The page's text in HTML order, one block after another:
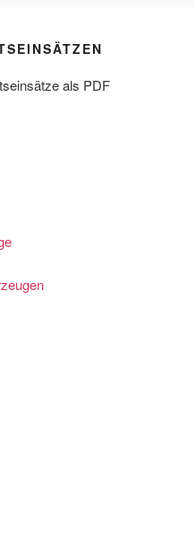
als PDF